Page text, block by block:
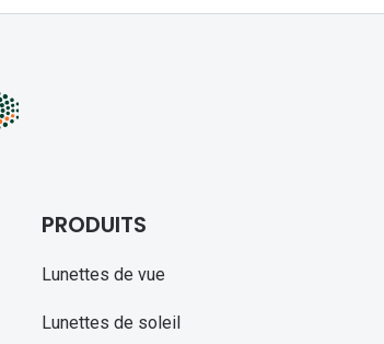
PRODUITS
Lunettes de vue
Lunettes de soleil